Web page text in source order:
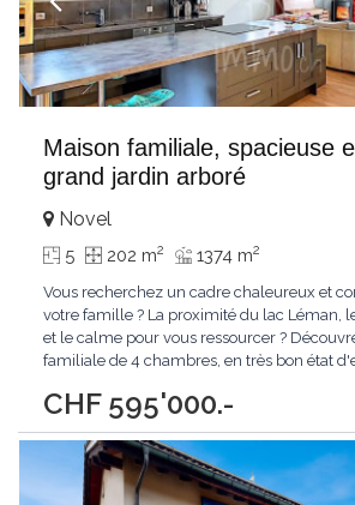
Maison familiale, spacieuse
grand jardin arboré
CHF 595'000.-
Novel
5 202 m2 1374 m2
Vous recherchez un cadre chaleureux et
votre famille ? La proximité du lac Léman,
et le calme pour vous ressourcer ?
familiale de 4 chambres, en très bon état
jardin et une possibilité d'extension pour
logement (dans les...